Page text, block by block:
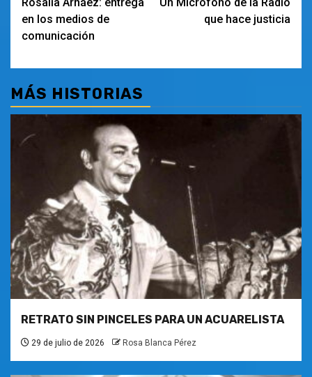
de
entradas
en los medios de
comunicación
que hace justicia
MÁS HISTORIAS
RETRATO SIN PINCELES PARA UN ACUARELISTA
29 de julio de 2026 Rosa Blanca Pérez